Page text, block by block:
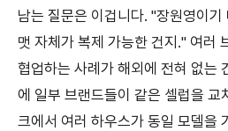
남는 질문은 이겁니다. "장원영이
맷 자체가 복제 가능한 건지." 여러
협업하는 사례가 해외에 전혀 없는
에 일부 브랜드들이 같은 셀럽을 교
크에서 여러 하우스가 동일 모델을